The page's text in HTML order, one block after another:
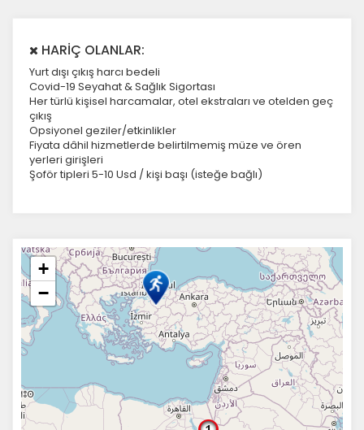
HARİÇ OLANLAR:
Yurt dışı çıkış harcı bedeli
Covid-19 Seyahat & Sağlık Sigortası
Her türlü kişisel harcamalar, otel ekstraları ve otelden geç
çıkış
Opsiyonel geziler/etkinlikler
Fiyata dâhil hizmetlerde belirtilmemiş müze ve ören
yerleri girişleri
Şoför tipleri 5-10 Usd / kişi başı (isteğe bağlı)
+
−